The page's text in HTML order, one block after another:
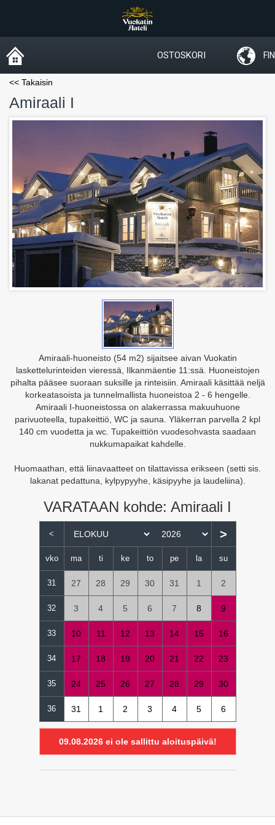
OSTOSKORI FIN
<< Takaisin
Amiraali I
Amiraali-huoneisto (54 m2) sijaitsee aivan Vuokatin
laskettelurinteiden vieressä, Ilkanmäentie 11:ssä. Huoneistojen
pihalta pääsee suoraan suksille ja rinteisiin. Amiraali käsittää neljä
korkeatasoista ja tunnelmallista huoneistoa 2 - 6 hengelle.
Amiraali I-huoneistossa on alakerrassa makuuhuone
parivuoteella, tupakeittiö, WC ja sauna. Yläkerran parvella 2 kpl
140 cm vuodetta ja wc. Tupakeittiön vuodesohvasta saadaan
nukkumapaikat kahdelle.
Huomaathan, että liinavaatteet on tilattavissa erikseen (setti sis.
lakanat pedattuna, kylpypyyhe, käsipyyhe ja laudeliina).
VARATAAN kohde: Amiraali I
vko ma ti ke to pe la su
31 27 28 29 30 31 1 2
32 3 4 5 6 7 8 9
33 10 11 12 13 14 15 16
34 17 18 19 20 21 22 23
35 24 25 26 27 28 29 30
36 31 1 2 3 4 5 6
09.08.2026ei ole sallittu aloituspäivä!